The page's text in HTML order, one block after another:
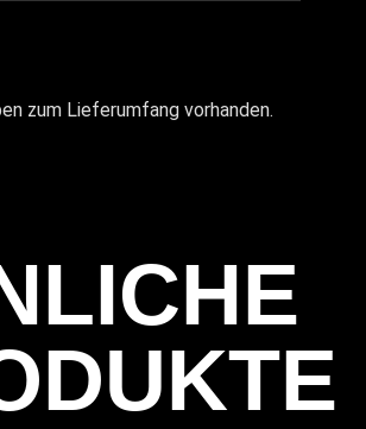
zum Lieferumfang vorhanden.